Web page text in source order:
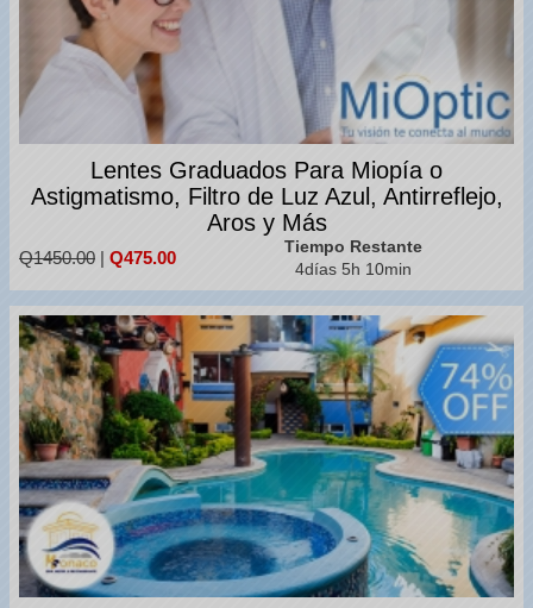
Lentes Graduados Para Miopía o
Astigmatismo, Filtro de Luz Azul, Antirreflejo,
Aros y Más
Q1450.00 | Q475.00
Tiempo Restante
4días 5h 10min